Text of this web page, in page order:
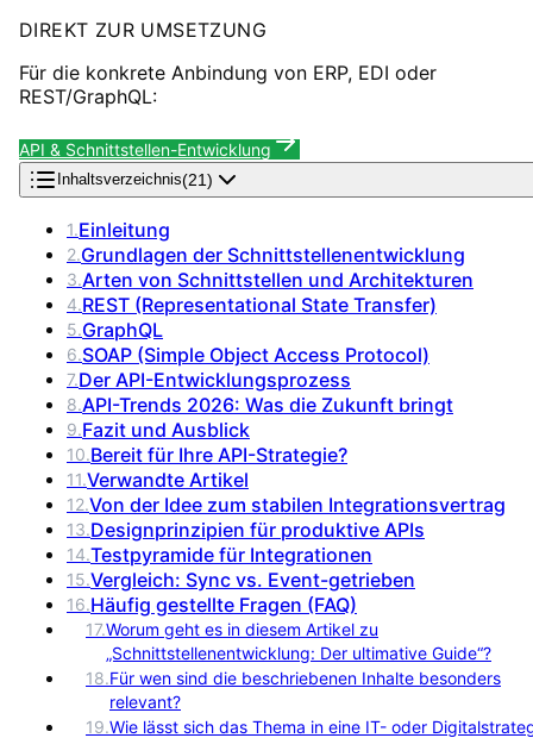
DIREKT ZUR UMSETZUNG
Für die konkrete Anbindung von ERP, EDI oder
REST/GraphQL:
API & Schnittstellen-Entwicklung
Inhaltsverzeichnis(21)
1.Einleitung
2.Grundlagen der Schnittstellenentwicklung
3.Arten von Schnittstellen und Architekturen
4.REST (Representational State Transfer)
5.GraphQL
6.SOAP (Simple Object Access Protocol)
7.Der API-Entwicklungsprozess
8.API-Trends 2026: Was die Zukunft bringt
9.Fazit und Ausblick
10.Bereit für Ihre API-Strategie?
11.Verwandte Artikel
12.Von der Idee zum stabilen Integrationsvertrag
13.Designprinzipien für produktive APIs
14.Testpyramide für Integrationen
15.Vergleich: Sync vs. Event-getrieben
16.Häufig gestellte Fragen (FAQ)
17.Worum geht es in diesem Artikel zu
„Schnittstellenentwicklung: Der ultimative Guide“?
18.Für wen sind die beschriebenen Inhalte besonders
relevant?
19.Wie lässt sich das Thema in eine IT- oder